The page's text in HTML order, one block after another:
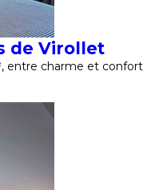
de Virollet
entre charme et confort